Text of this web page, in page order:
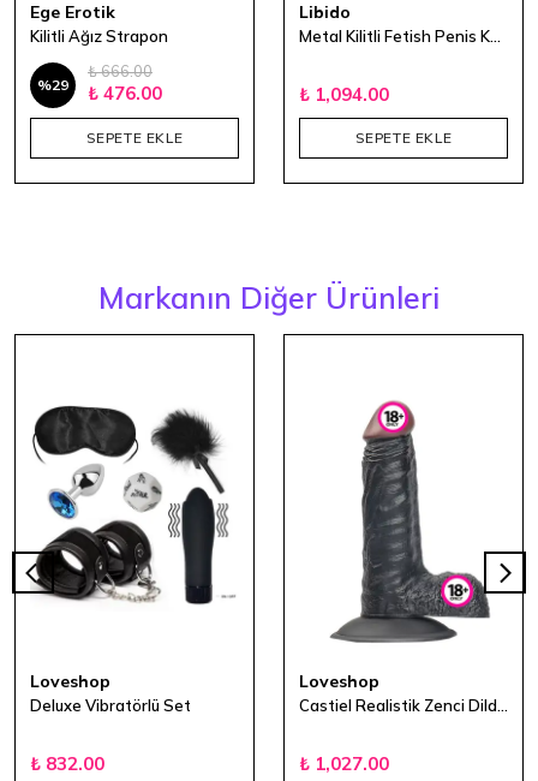
Ege Erotik
Kilitli Ağız Strapon
%29
₺ 666.00
₺ 476.00
SEPETE EKLE
Libido
₺ 1,094.00
SEPETE EKLE
Markanın Diğer Ürünleri
Loveshop
Deluxe Vibratörlü Set
₺ 832.00
Loveshop
₺ 1,027.00